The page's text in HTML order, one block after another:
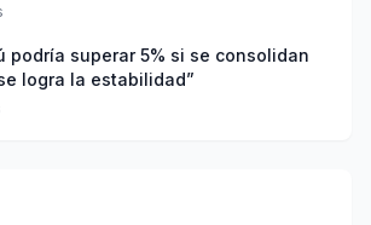
podría superar 5% si se consolidan
logra la estabilidad”